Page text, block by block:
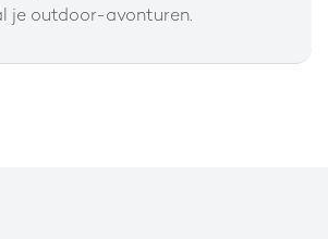
je outdoor-avonturen.